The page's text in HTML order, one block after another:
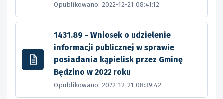
Opublikowano: 2022-12-21 08:41:12
1431.89 - Wniosek o udzielenie
informacji publicznej w sprawie
posiadania kąpielisk przez Gminę
Będzino w 2022 roku
Opublikowano: 2022-12-21 08:39:42